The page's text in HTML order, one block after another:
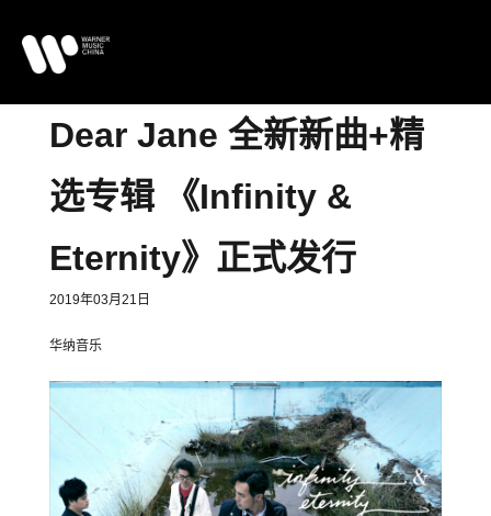
Dear Jane 全新新曲+精
选专辑 《Infinity &
Eternity》正式发行
2019年03月21日
华纳音乐